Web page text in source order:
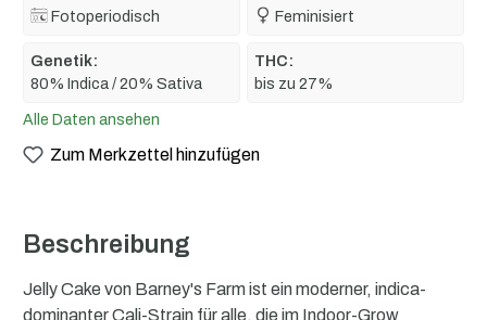
Fotoperiodisch
Feminisiert
Genetik:
80% Indica / 20% Sativa
THC:
bis zu 27%
Alle Daten ansehen
Zum Merkzettel hinzufügen
Beschreibung
Jelly Cake von Barney's Farm ist ein moderner, indica-
dominanter Cali-Strain für alle, die im Indoor-Grow